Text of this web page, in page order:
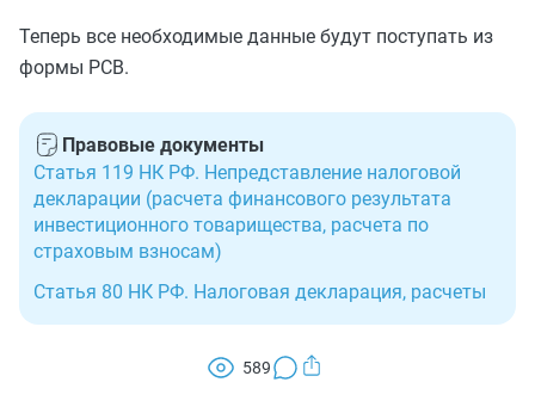
Теперь все необходимые данные будут поступать из
формы РСВ.
Правовые документы
Статья 119 НК РФ. Непредставление налоговой
декларации (расчета финансового результата
инвестиционного товарищества, расчета по
страховым взносам)
Статья 80 НК РФ. Налоговая декларация, расчеты
589